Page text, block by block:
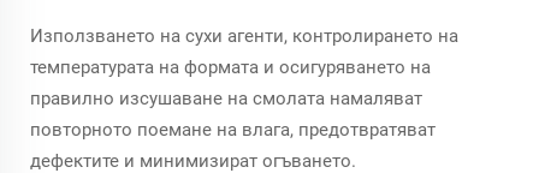
Използването на сухи агенти, контролирането на
температурата на формата и осигуряването на
правилно изсушаване на смолата намаляват
повторното поемане на влага, предотвратяват
дефектите и минимизират огъването.